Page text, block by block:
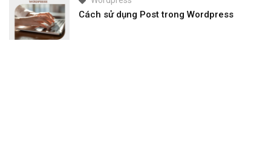
Cách sử dụng Post trong Wordpress